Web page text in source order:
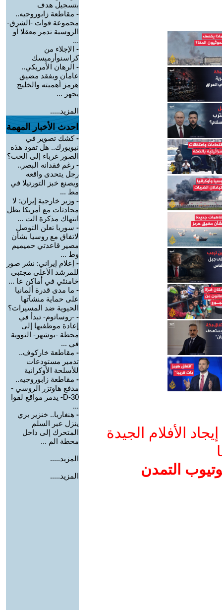
الأفلام الجيدة
التمدن
بتسجيل هدف
- مقاطعة زابوروجيه..
مجموعة قوات -الشرق-
الروسية تدمر معقلا أو
...
- الإجلاء من
كراسنوأرميسك
- الرهان الأمريكي..
عامان ويفقد مضيق
هرمز أهميته والخليج
يجهز ...
المزيد.....
احدث الأخبار المهمة
-كشك تصوير في
نيويورك.. هل تقود هذه
الصور غرباء إلى الحب؟
- رغم فقدانه البصر..
رجل يتحدى واقعه
ويصنع خبز التورتيلا في
مط ...
- وزير خارجية إيران: لا
محادثات مع أمريكا بظل
انتهاك مذكرة الت ...
- سوريا تعلن التوصل
لاتفاق مع روسيا بشأن
مصير قاعدتي حميميم
وط ...
- إعلام إيراني: نشر صور
للمرشد الأعلى مجتبى
خامنئي في أماكن عا ...
- ما مدى قدرة ألمانيا
على حماية منشآتها
الحيوية ضد المسيرات؟
- -روساتوم- تبدأ في
إعادة موظفيها إلى
محطة -بوشهر- النووية
في ...
- مقاطعة خاركوف..
تدمير مستودعات
للأسلحة الأوكرانية
- مقاطعة زابوروجيه..
مدفع هاوتزر الروسي -
D-30- يدمر مواقع لقوا
...
- هنغاريا.. خنزير بري
ينزل عبر السلم
المتحرك إلى داخل
محطة الم ...
المزيد.....
المزيد.....